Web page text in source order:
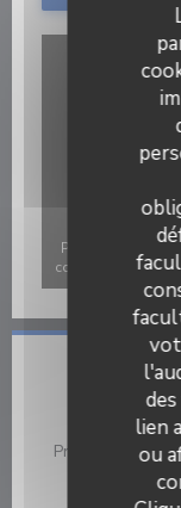
lien
ou
Pour afficher la
cookies Waze
données de
Produits frais,